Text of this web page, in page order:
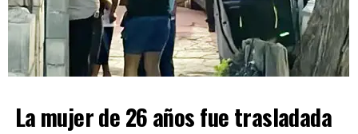
confirmaron queninguno de los conductores resultó
lesionado
. El presunto responsable manifestóasumir
los daños ocasionados tanto al vehículo afectado
como a la luminaria derribada, por lo queambas partes
unidades y la circulación fue reabierta.
La mujer de 26 años fue trasladada